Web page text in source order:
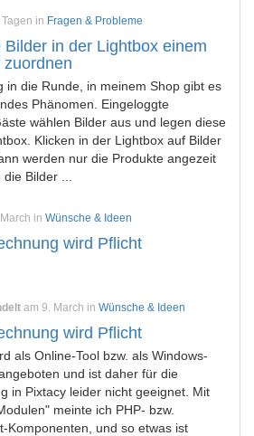
in Fragen & Probleme
Bilder in der Lightbox einem
zuordnen
in die Runde, in meinem Shop gibt es
Phänomen. Eingeloggte
wählen Bilder aus und legen diese
Klicken in der Lightbox auf Bilder
werden nur die Produkte angezeit
Bilder ...
in Wünsche & Ideen
wird Pflicht
am 9. March in Wünsche & Ideen
wird Pflicht
als Online-Tool bzw. als Windows-
und ist daher für die
in Pixtacy leider nicht geeignet. Mit
meinte ich PHP- bzw.
Komponenten, und so etwas ist